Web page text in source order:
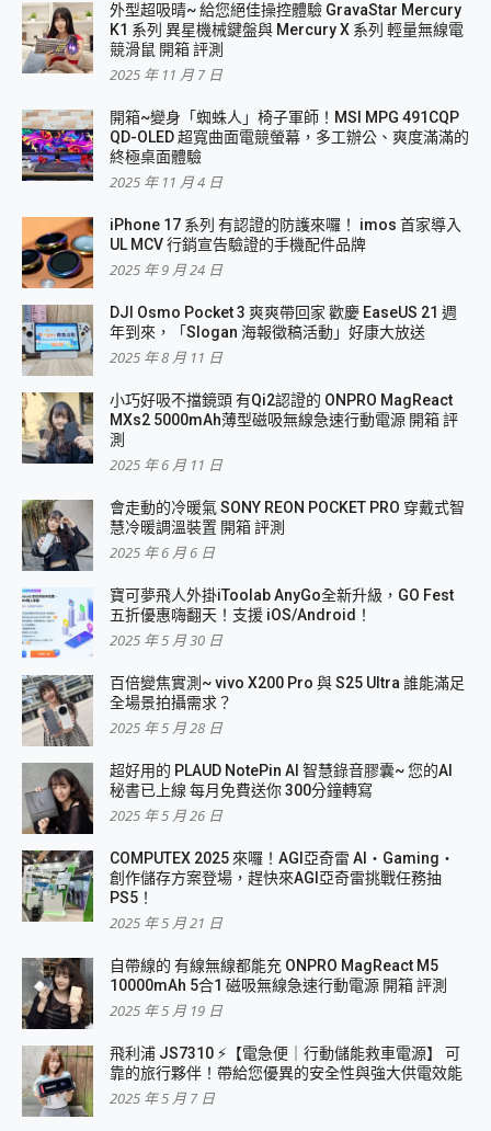
外型超吸晴~ 給您絕佳操控體驗 GravaStar Mercury
K1 系列 異星機械鍵盤與 Mercury X 系列 輕量無線電
競滑鼠 開箱 評測
2025 年 11 月 7 日
開箱~變身「蜘蛛人」椅子軍師！MSI MPG 491CQP
QD-OLED 超寬曲面電競螢幕，多工辦公、爽度滿滿的
終極桌面體驗
2025 年 11 月 4 日
iPhone 17 系列 有認證的防護來囉！ imos 首家導入
UL MCV 行銷宣告驗證的手機配件品牌
2025 年 9 月 24 日
DJI Osmo Pocket 3 爽爽帶回家 歡慶 EaseUS 21 週
年到來，「Slogan 海報徵稿活動」好康大放送
2025 年 8 月 11 日
小巧好吸不擋鏡頭 有Qi2認證的 ONPRO MagReact
MXs2 5000mAh薄型磁吸無線急速行動電源 開箱 評
測
2025 年 6 月 11 日
會走動的冷暖氣 SONY REON POCKET PRO 穿戴式智
慧冷暖調溫裝置 開箱 評測
2025 年 6 月 6 日
寶可夢飛人外掛iToolab AnyGo全新升級，GO Fest
五折優惠嗨翻天！支援 iOS/Android！
2025 年 5 月 30 日
百倍變焦實測~ vivo X200 Pro 與 S25 Ultra 誰能滿足
全場景拍攝需求？
2025 年 5 月 28 日
超好用的 PLAUD NotePin AI 智慧錄音膠囊~ 您的AI
秘書已上線 每月免費送你 300分鐘轉寫
2025 年 5 月 26 日
COMPUTEX 2025 來囉！AGI亞奇雷 AI・Gaming・
創作儲存方案登場，趕快來AGI亞奇雷挑戰任務抽
PS5！
2025 年 5 月 21 日
自帶線的 有線無線都能充 ONPRO MagReact M5
10000mAh 5合1 磁吸無線急速行動電源 開箱 評測
2025 年 5 月 19 日
飛利浦 JS7310 ⚡【電急便｜行動儲能救車電源】 可
靠的旅行夥伴！帶給您優異的安全性與強大供電效能
2025 年 5 月 7 日